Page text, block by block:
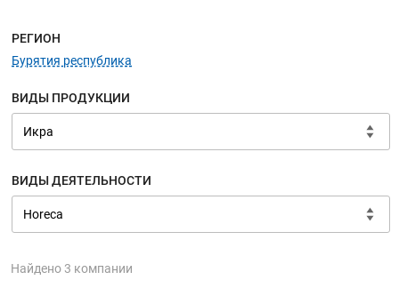
Меню навигации
РЕГИОН
Бурятия республика
ВИДЫ ПРОДУКЦИИ
ВИДЫ ДЕЯТЕЛЬНОСТИ
Найдено 3 компании